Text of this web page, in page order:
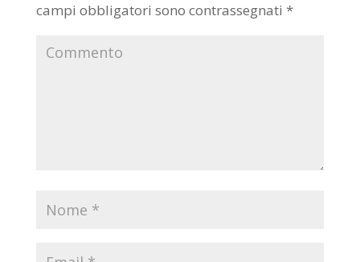
campi obbligatori sono contrassegnati *